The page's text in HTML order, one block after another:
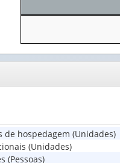
hospedagem (Unidades)
(Unidades)
(Pessoas)